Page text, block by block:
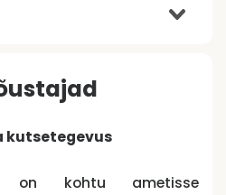
kutsetegevus
on kohtu ametisse